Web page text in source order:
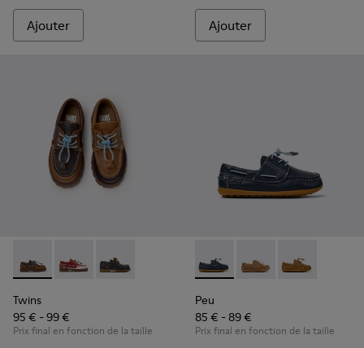
Ajouter Ajouter
Twins - K800416-007 - Chaussures bateau en cuir marron
Twins - K800416-008 - Chaussures bateau en cuir
Twins - K800416-001 - Chaussures bateau
Twins
95 € - 99 €
Prix final en fonction de la taille
Peu - K800689-002 -
Peu - K800689-004
Peu -
Peu
85 € - 89 €
Prix final en fonction de la taille